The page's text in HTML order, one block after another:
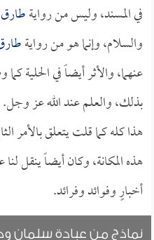
في المسند، وليس من رواية
والسلام، وإنما هو من رواية
عنهما، والأثر أيضاً في الحلية
بذلك، والعلم عند الله عز وجل.
هذا كله كما قلت يتعلق بالأمر
هذه المكانة، وكان أيضاً ينقل
أخبارٍ وفوائد وفرائد.
نماذج من عبادة سلمان